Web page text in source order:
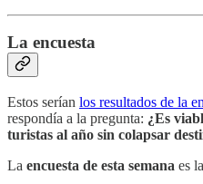
La encuesta
Estos serían los resultados de la
respondía a la pregunta: ¿Es
turistas al año sin colapsar
La encuesta de esta semana es